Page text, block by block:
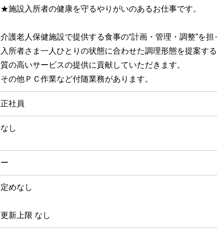
★施設入所者の健康を守るやりがいのあるお仕事です。
介護老人保健施設で提供する食事の“計画・管理・調整”を
入所者さま一人ひとりの状態に合わせた調理形態を提案す
質の高いサービスの提供に貢献していただきます。
その他ＰＣ作業など付随業務があります。
正社員
なし
ー
定めなし
更新上限 なし